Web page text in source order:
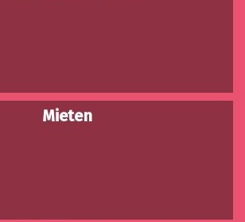
Mieten